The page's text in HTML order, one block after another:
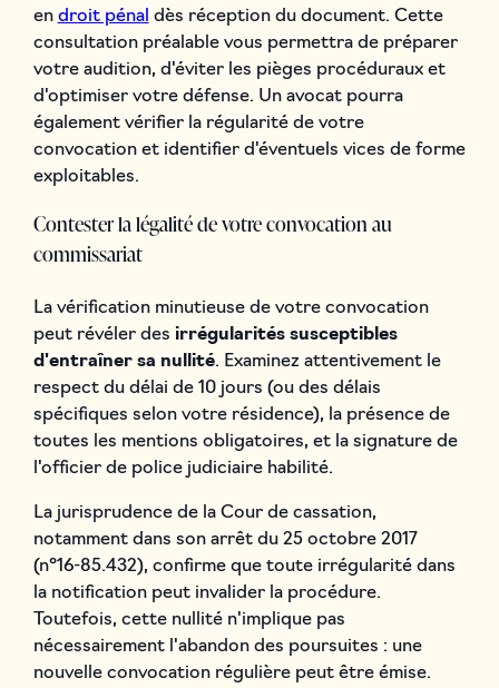
en droit pénal dès réception du document. Cette
consultation préalable vous permettra de préparer
votre audition, d'éviter les pièges procéduraux et
d'optimiser votre défense. Un avocat pourra
également vérifier la régularité de votre
convocation et identifier d'éventuels vices de forme
exploitables.
Contester la légalité de votre convocation au
commissariat
La vérification minutieuse de votre convocation
peut révéler des irrégularités susceptibles
d'entraîner sa nullité. Examinez attentivement le
respect du délai de 10 jours (ou des délais
spécifiques selon votre résidence), la présence de
toutes les mentions obligatoires, et la signature de
l'officier de police judiciaire habilité.
La jurisprudence de la Cour de cassation,
notamment dans son arrêt du 25 octobre 2017
(n°16-85.432), confirme que toute irrégularité dans
la notification peut invalider la procédure.
Toutefois, cette nullité n'implique pas
nécessairement l'abandon des poursuites : une
nouvelle convocation régulière peut être émise.